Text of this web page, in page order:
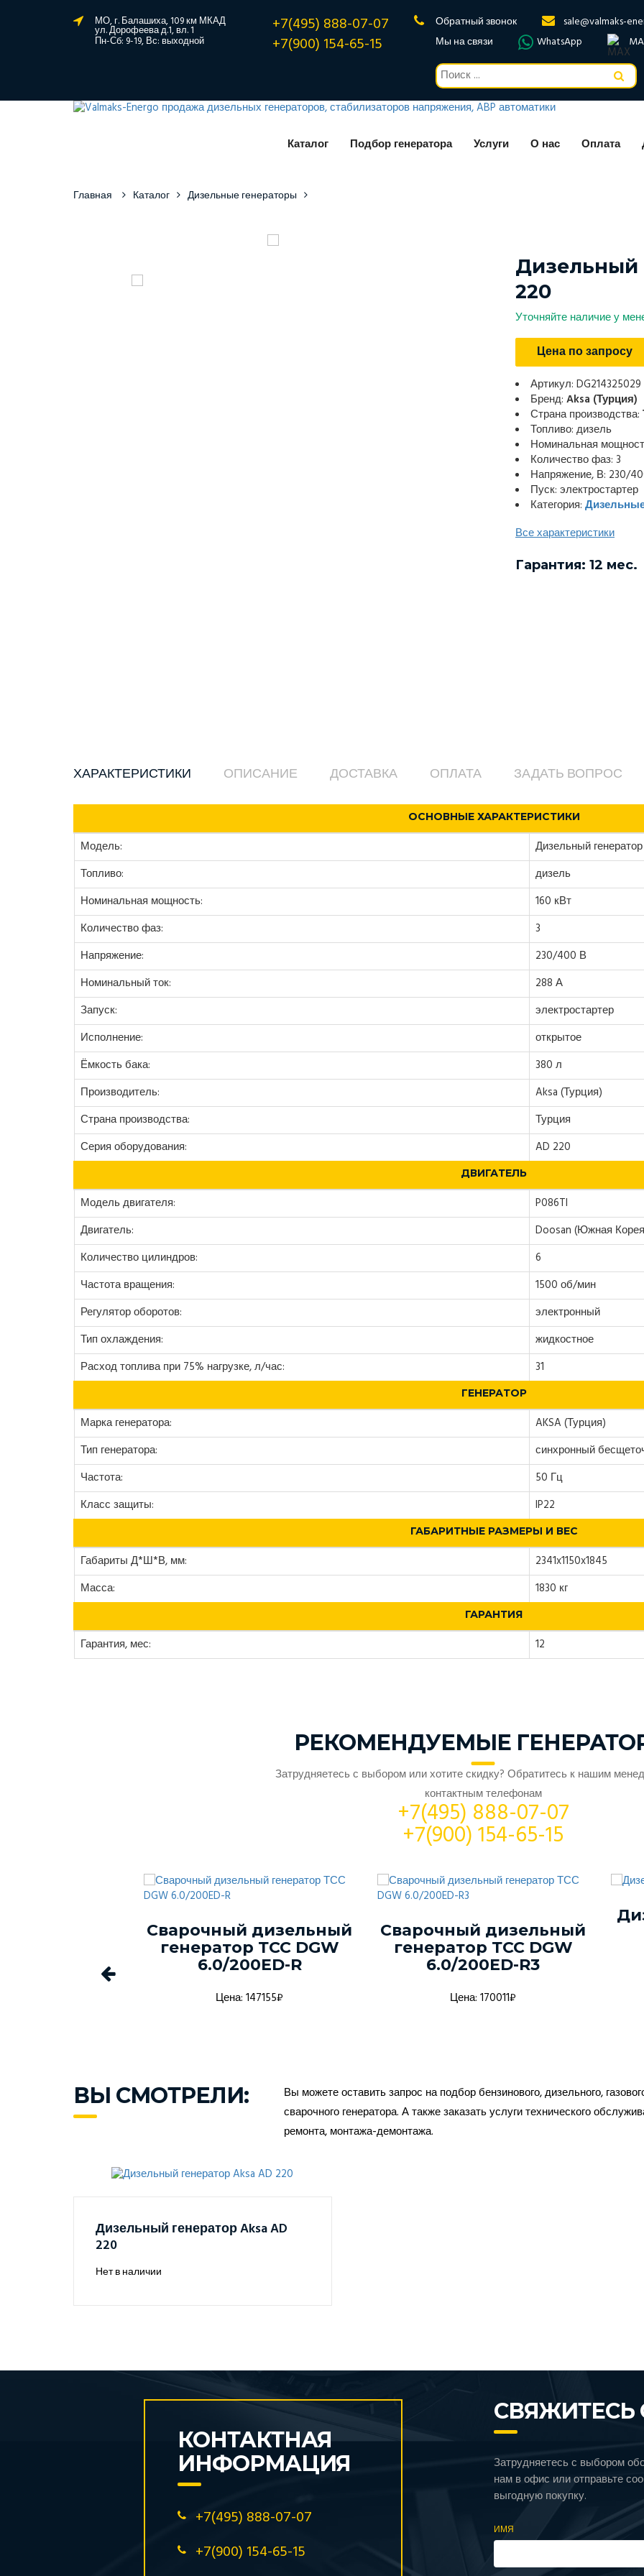
МО, г. Балашиха, 109 км МКАД
ул. Дорофеева д.1, вл. 1
Пн-Сб: 9-19, Вс: выходной
+7(495) 888-07-07
+7(900) 154-65-15
Обратный звонок
sale@valmaks-
Мы на связи
WhatsApp
Каталог Подбор генератора Услуги О нас Оплата
Главная Каталог Дизельные генераторы
Дизельный
220
Уточняйте наличие у
Цена по запросу
Артикул: DG214325029
Бренд: Aksa (Турция)
Страна производства:
Топливо: дизель
Номинальная
Количество фаз: 3
Напряжение, В: 230/
Пуск: электростартер
Категория:
Все характеристики
Гарантия: 12 мес.
ХАРАКТЕРИСТИКИ ОПИСАНИЕ ДОСТАВКА ОПЛАТА ЗАДАТЬ ВОПРОС
ОСНОВНЫЕ ХАРАКТЕРИСТИКИ
Модель:
Дизельный
Топливо:
дизель
Номинальная мощность:
160 кВт
Количество фаз:
3
Напряжение:
230/400 В
Номинальный ток:
288 А
Запуск:
электростартер
Исполнение:
открытое
Ёмкость бака:
380 л
Производитель:
Aksa (Турция)
Страна производства:
Турция
Серия оборудования:
AD 220
ДВИГАТЕЛЬ
Модель двигателя:
P086TI
Двигатель:
Doosan (Южная
Количество цилиндров:
6
Частота вращения:
1500 об/мин
Регулятор оборотов:
электронный
Тип охлаждения:
жидкостное
Расход топлива при 75% нагрузке, л/час:
31
ГЕНЕРАТОР
Марка генератора:
AKSA (Турция)
Тип генератора:
синхронный
Частота:
50 Гц
Класс защиты:
IP22
ГАБАРИТНЫЕ РАЗМЕРЫ И ВЕС
Габариты Д*Ш*В, мм:
2341x1150x1845
Масса:
1830 кг
ГАРАНТИЯ
Гарантия, мес: 12
РЕКОМЕНДУЕМЫЕ
Затрудняетесь с выбором или хотите скидку? Обратитесь к нашим
контактным телефонам
+7(495) 888-07-07
+7(900) 154-65-15
Сварочный дизельный
генератор ТСС DGW
6.0/200ED-R
Цена: 147155₽
Сварочный дизельный
генератор ТСС DGW
6.0/200ED-R3
Цена: 170011₽
ВЫ СМОТРЕЛИ:
Вы можете оставить запрос на подбор бензинового, дизельного,
сварочного генератора. А также заказать услуги технического
ремонта, монтажа-демонтажа.
Дизельный генератор Aksa AD
220
Нет в наличии
КОНТАКТНАЯ
ИНФОРМАЦИЯ
+7(495) 888-07-07
+7(900) 154-65-15
СВЯЖИТЕСЬ
Затрудняетесь с выбором
нам в офис или отправьте
выгодную покупку.
ИМЯ